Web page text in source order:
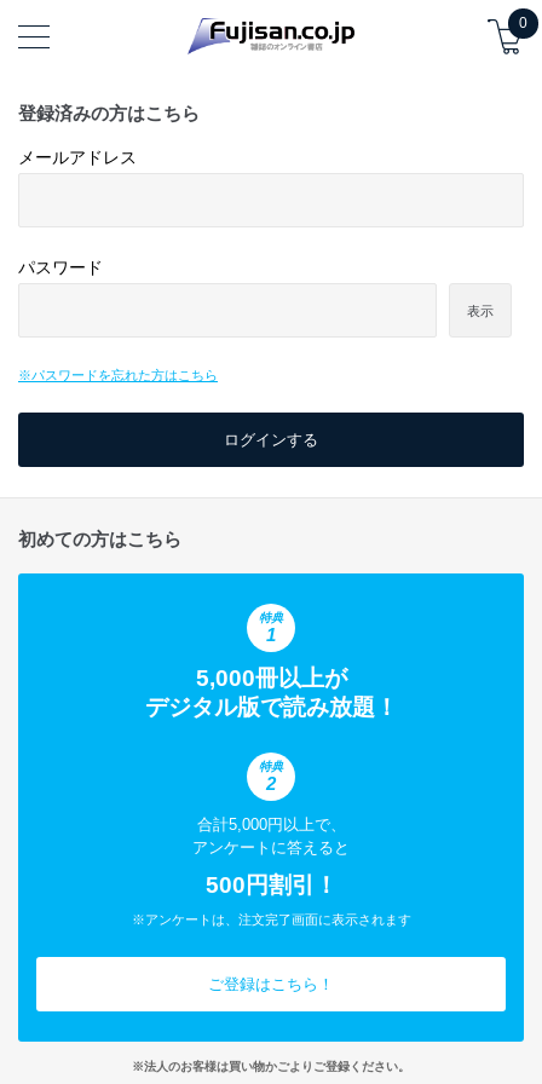
0
登録済みの方はこちら
メールアドレス
パスワード
表示
※パスワードを忘れた方はこちら
初めての方はこちら
特典
1
5,000冊以上が
デジタル版で読み放題！
特典
2
合計5,000円以上で、
アンケートに答えると
500円割引！
※アンケートは、注文完了画面に表示されます
ご登録はこちら！
※法人のお客様は買い物かごよりご登録ください。